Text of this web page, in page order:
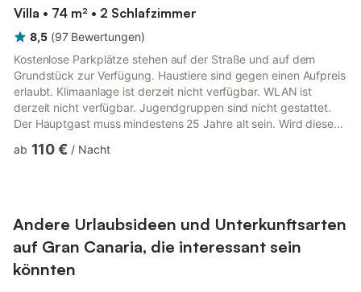
Villa • 74 m² • 2 Schlafzimmer
8,5 (97 Bewertungen)
Kostenlose Parkplätze stehen auf der Straße und auf dem
Grundstück zur Verfügung. Haustiere sind gegen einen Aufpreis
erlaubt. Klimaanlage ist derzeit nicht verfügbar. WLAN ist
derzeit nicht verfügbar. Jugendgruppen sind nicht gestattet.
Der Hauptgast muss mindestens 25 Jahre alt sein. Wird diese
vor, die Buchung abzulehnen und beim Check-in einen
Eig...
ab 110 € / Nacht
Andere Urlaubsideen und Unterkunftsarten
auf Gran Canaria, die interessant sein
könnten